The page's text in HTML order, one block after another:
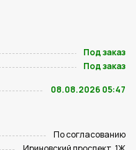
Под заказ
Под заказ
08.08.2026 05:47
По согласованию